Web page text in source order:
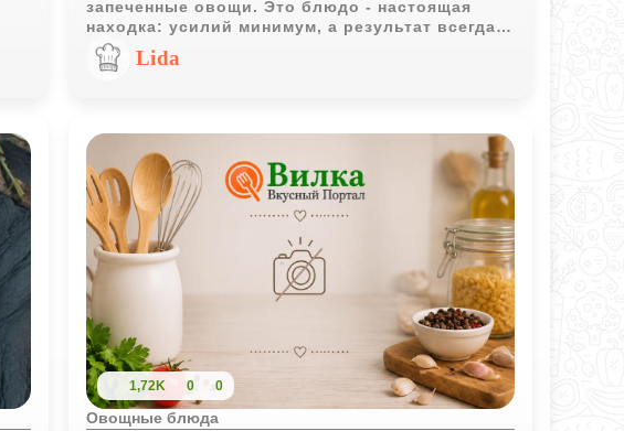
запеченные овощи. Это блюдо - настоящая
находка: усилий минимум, а результат всегда
радует. Сочетание нежного баклажана, сочного
кабачка и ароматного фенхеля создает
Lida
1,72K 0 0
Овощные блюда